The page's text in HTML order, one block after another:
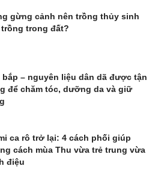
gừng cảnh nên trồng thủy sinh
trồng trong đất?
bắp – nguyên liệu dân dã được tận
để chăm tóc, dưỡng da và giữ
ca rô trở lại: 4 cách phối giúp
cách mùa Thu vừa trẻ trung vừa
điệu